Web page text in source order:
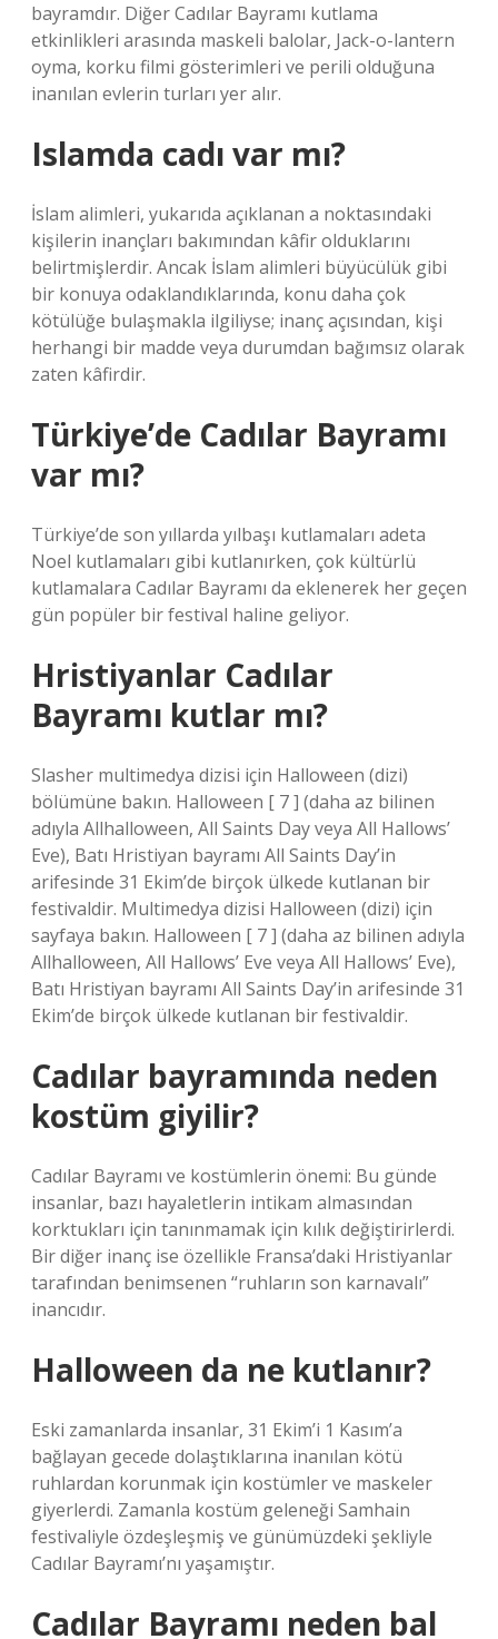
bayramdır. Diğer Cadılar Bayramı kutlama
etkinlikleri arasında maskeli balolar, Jack-o-lantern
oyma, korku filmi gösterimleri ve perili olduğuna
inanılan evlerin turları yer alır.
Islamda cadı var mı?
İslam alimleri, yukarıda açıklanan a noktasındaki
kişilerin inançları bakımından kâfir olduklarını
belirtmişlerdir. Ancak İslam alimleri büyücülük gibi
bir konuya odaklandıklarında, konu daha çok
kötülüğe bulaşmakla ilgiliyse; inanç açısından, kişi
herhangi bir madde veya durumdan bağımsız olarak
zaten kâfirdir.
Türkiye’de Cadılar Bayramı
var mı?
Türkiye’de son yıllarda yılbaşı kutlamaları adeta
Noel kutlamaları gibi kutlanırken, çok kültürlü
kutlamalara Cadılar Bayramı da eklenerek her geçen
gün popüler bir festival haline geliyor.
Hristiyanlar Cadılar
Bayramı kutlar mı?
Slasher multimedya dizisi için Halloween (dizi)
bölümüne bakın. Halloween [ 7 ] (daha az bilinen
adıyla Allhalloween, All Saints Day veya All Hallows’
Eve), Batı Hristiyan bayramı All Saints Day’in
arifesinde 31 Ekim’de birçok ülkede kutlanan bir
festivaldir. Multimedya dizisi Halloween (dizi) için
sayfaya bakın. Halloween [ 7 ] (daha az bilinen adıyla
Allhalloween, All Hallows’ Eve veya All Hallows’ Eve),
Batı Hristiyan bayramı All Saints Day’in arifesinde 31
Ekim’de birçok ülkede kutlanan bir festivaldir.
Cadılar bayramında neden
kostüm giyilir?
Cadılar Bayramı ve kostümlerin önemi: Bu günde
insanlar, bazı hayaletlerin intikam almasından
korktukları için tanınmamak için kılık değiştirirlerdi.
Bir diğer inanç ise özellikle Fransa’daki Hristiyanlar
tarafından benimsenen “ruhların son karnavalı”
inancıdır.
Halloween da ne kutlanır?
Eski zamanlarda insanlar, 31 Ekim’i 1 Kasım’a
bağlayan gecede dolaştıklarına inanılan kötü
ruhlardan korunmak için kostümler ve maskeler
giyerlerdi. Zamanla kostüm geleneği Samhain
festivaliyle özdeşleşmiş ve günümüzdeki şekliyle
Cadılar Bayramı’nı yaşamıştır.
Cadılar Bayramı neden bal